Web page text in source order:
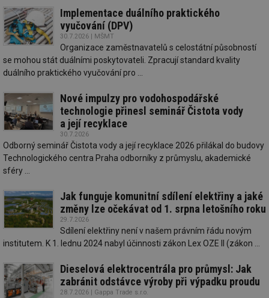
Implementace duálního praktického
vyučování (DPV)
30.7.2026 | MŠMT
Organizace zaměstnavatelů s celostátní působností
se mohou stát duálními poskytovateli. Zpracují standard kvality
duálního praktického vyučování pro ...
Nové impulzy pro vodohospodářské
technologie přinesl seminář Čistota vody
a její recyklace
30.7.2026
Odborný seminář Čistota vody a její recyklace 2026 přilákal do budovy
Technologického centra Praha odborníky z průmyslu, akademické
sféry ...
Jak funguje komunitní sdílení elektřiny a jaké
změny lze očekávat od 1. srpna letošního roku
29.7.2026
Sdílení elektřiny není v našem právním řádu novým
institutem. K 1. lednu 2024 nabyl účinnosti zákon Lex OZE II (zákon ...
Dieselová elektrocentrála pro průmysl: Jak
zabránit odstávce výroby při výpadku proudu
28.7.2026 | Gappa Trade s.r.o.